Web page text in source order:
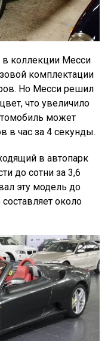
коллекции Месси
комплектации
Но Месси решил
что увеличило
может
в час за 4 секунды.
в автопарк
до сотни за 3,6
эту модель до
около